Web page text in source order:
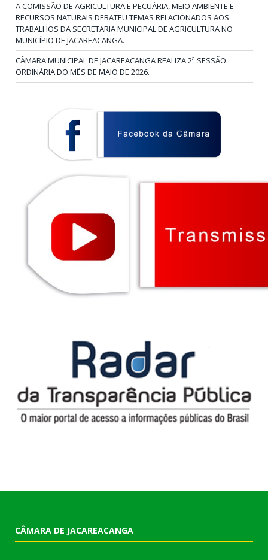
A COMISSÃO DE AGRICULTURA E PECUÁRIA, MEIO AMBIENTE E
RECURSOS NATURAIS DEBATEU TEMAS RELACIONADOS AOS
TRABALHOS DA SECRETARIA MUNICIPAL DE AGRICULTURA NO
MUNICÍPIO DE JACAREACANGA.
CÂMARA MUNICIPAL DE JACAREACANGA REALIZA 2ª SESSÃO
ORDINÁRIA DO MÊS DE MAIO DE 2026.
CÂMARA DE JACAREACANGA